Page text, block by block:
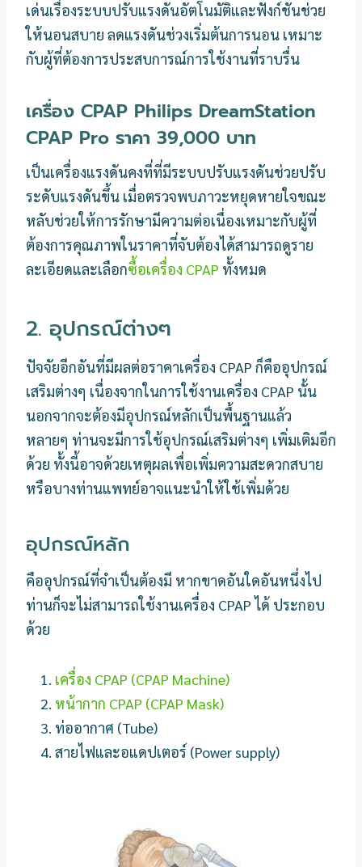
เด่นเรื่องระบบปรับแรงดันอัตโนมัติและฟังก์ชันช่วย
ให้นอนสบาย ลดแรงดันช่วงเริ่มต้นการนอน เหมาะ
กับผู้ที่ต้องการประสบการณ์การใช้งานที่ราบรื่น
เครื่อง CPAP Philips DreamStation
CPAP Pro ราคา 39,000 บาท
เป็นเครื่องแรงดันคงที่ที่มีระบบปรับแรงดันช่วยปรับ
ระดับแรงดันขึ้น เมื่อตรวจพบภาวะหยุดหายใจขณะ
หลับช่วยให้การรักษามีความต่อเนื่องเหมาะกับผู้ที่
ต้องการคุณภาพในราคาที่จับต้องได้สามารถดูราย
ละเอียดและเลือกซื้อเครื่อง CPAP ทั้งหมด
2. อุปกรณ์ต่างๆ
ปัจจัยอีกอันที่มีผลต่อราคาเครื่อง CPAP ก็คืออุปกรณ์
เสริมต่างๆ เนื่องจากในการใช้งานเครื่อง CPAP นั้น
นอกจากจะต้องมีอุปกรณ์หลักเป็นพื้นฐานแล้ว
หลายๆ ท่านจะมีการใช้อุปกรณ์เสริมต่างๆ เพิ่มเติมอีก
ด้วย ทั้งนี้อาจด้วยเหตุผลเพื่อเพิ่มความสะดวกสบาย
หรือบางท่านแพทย์อาจแนะนำให้ใช้เพิ่มด้วย
อุปกรณ์หลัก
คืออุปกรณ์ที่จำเป็นต้องมี หากขาดอันใดอันหนึ่งไป
ท่านก็จะไม่สามารถใช้งานเครื่อง CPAP ได้ ประกอบ
ด้วย
เครื่อง CPAP (CPAP Machine)
หน้ากาก CPAP (CPAP Mask)
ท่ออากาศ (Tube)
สายไฟและอแดปเตอร์ (Power supply)